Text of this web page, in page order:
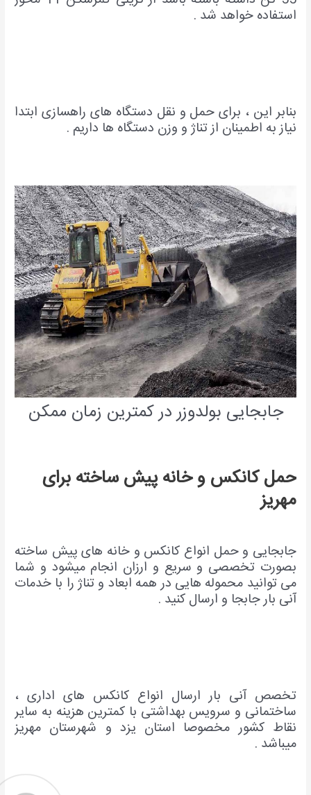
استفاده خواهد شد .
بنابر این ، برای حمل و نقل دستگاه های راهسازی ابتدا
نیاز به اطمینان از تناژ و وزن دستگاه ها داریم .
جابجایی بولدوزر در کمترین زمان ممکن
حمل کانکس و خانه پیش ساخته برای
مهریز
جابجایی و حمل انواع کانکس و خانه های پیش ساخته
بصورت تخصصی و سریع و ارزان انجام میشود و شما
می توانید محموله هایی در همه ابعاد و تناژ را با خدمات
آنی بار جابجا و ارسال کنید .
تخصص آنی بار ارسال انواع کانکس های اداری ،
ساختمانی و سرویس بهداشتی با کمترین هزینه به سایر
نقاط کشور مخصوصا استان یزد و شهرستان مهریز
میباشد .